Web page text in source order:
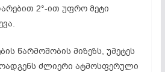
2°-ით უფრო მეტი
წარმოშობის მიზეზს, უმეტეს
ძლიერი ატმოსფერული